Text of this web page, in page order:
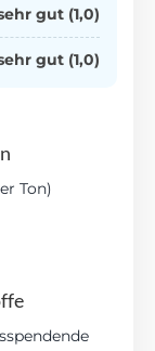
gut (1,0)
gut (1,0)
Ton)